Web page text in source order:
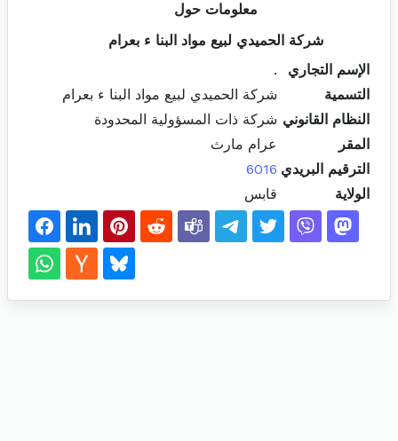
معلومات حول
شركة الحميدي لبيع مواد البنا ء بعرام
الإسم التجاري
.
التسمية
شركة الحميدي لبيع مواد البنا ء بعرام
النظام القانوني شركة ذات المسؤولية المحدودة
المقر
عرام مارث
الترقيم البريدي 6016
الولاية
قابس